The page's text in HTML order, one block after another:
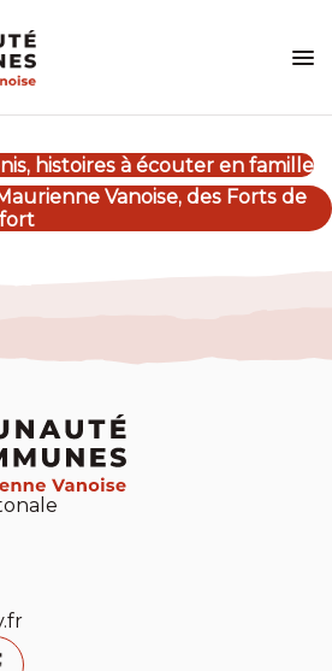
histoires à écouter en famille
Vanoise, des Forts de